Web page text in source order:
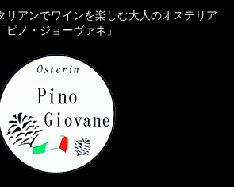
リアンでワインを楽しむ大人のオステリア
「ピノ・ジョーヴァネ」